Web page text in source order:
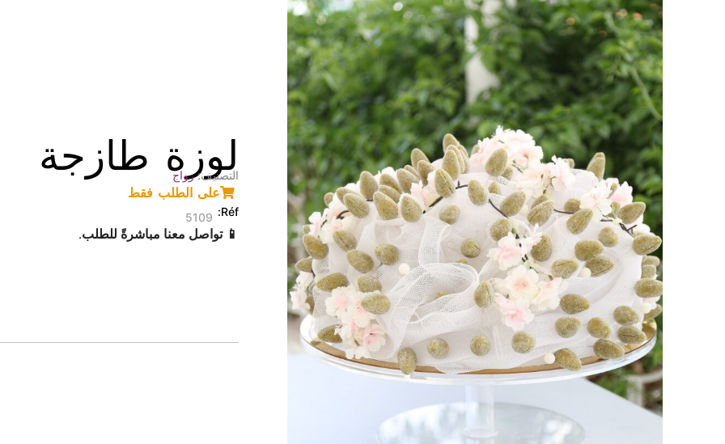
لوزة طازجة
التصنيف:زواج
على الطلب فقط
5109
📱 تواصل معنا مباشرةً للطلب.